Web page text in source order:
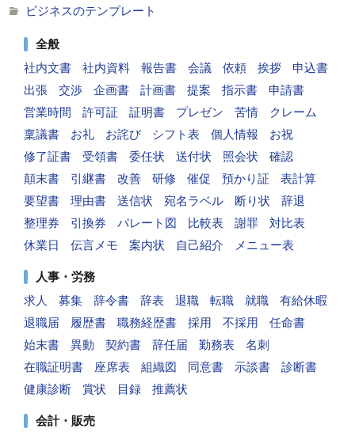
ビジネスのテンプレート
全般
社内文書
社内資料 報告書 会議 依頼 挨拶
申込書
出張
交渉 企画書 計画書 提案 指示書
申請書
営業時間
許可証 証明書 プレゼン 苦情
クレーム
稟議書
お礼 お詫び シフト表 個人情報
お祝
修了証書
受領書 委任状 送付状 照会状
確認
顛末書
引継書 改善 研修 催促 預かり証
表計算
要望書
理由書 送信状 宛名ラベル 断り状
辞退
整理券
引換券 パレート図 比較表 謝罪
対比表
休業日
伝言メモ 案内状 自己紹介 メニュー表
人事・労務
求人
募集 辞令書 辞表 退職 転職 就職
有給休暇
退職届
履歴書 職務経歴書 採用 不採用
任命書
始末書
異動 契約書 辞任届 勤務表
名刺
在職証明書
座席表 組織図 同意書 示談書
診断書
健康診断
賞状 目録 推薦状
会計・販売